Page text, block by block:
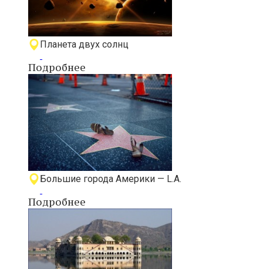
Планета двух солнц
Подробнее
Большие города Америки — L.A.
Подробнее